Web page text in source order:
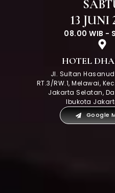
13 JUNI
08.00 WIB -
HOTEL
Jl. Sultan
RT.3/RW.1, Melawai,
Jakarta Selatan,
Ibukota
Google